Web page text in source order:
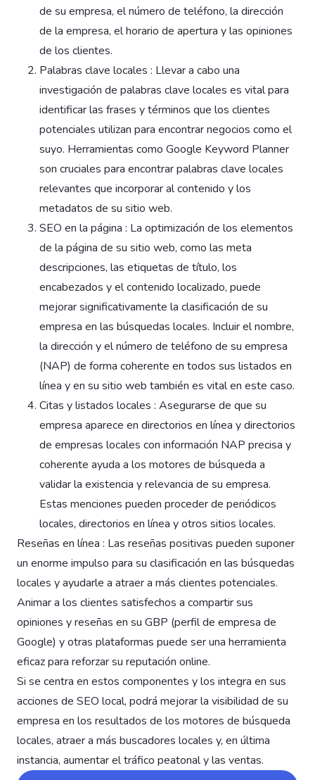
de su empresa, el número de teléfono, la dirección
de la empresa, el horario de apertura y las opiniones
de los clientes.
Palabras clave locales : Llevar a cabo una
investigación de palabras clave locales es vital para
identificar las frases y términos que los clientes
potenciales utilizan para encontrar negocios como el
suyo. Herramientas como Google Keyword Planner
son cruciales para encontrar palabras clave locales
relevantes que incorporar al contenido y los
metadatos de su sitio web.
SEO en la página : La optimización de los elementos
de la página de su sitio web, como las meta
descripciones, las etiquetas de título, los
encabezados y el contenido localizado, puede
mejorar significativamente la clasificación de su
empresa en las búsquedas locales. Incluir el nombre,
la dirección y el número de teléfono de su empresa
(NAP) de forma coherente en todos sus listados en
línea y en su sitio web también es vital en este caso.
Citas y listados locales : Asegurarse de que su
empresa aparece en directorios en línea y directorios
de empresas locales con información NAP precisa y
coherente ayuda a los motores de búsqueda a
validar la existencia y relevancia de su empresa.
Estas menciones pueden proceder de periódicos
locales, directorios en línea y otros sitios locales.
Reseñas en línea : Las reseñas positivas pueden suponer
un enorme impulso para su clasificación en las búsquedas
locales y ayudarle a atraer a más clientes potenciales.
Animar a los clientes satisfechos a compartir sus
opiniones y reseñas en su GBP (perfil de empresa de
Google) y otras plataformas puede ser una herramienta
eficaz para reforzar su reputación online.
Si se centra en estos componentes y los integra en sus
acciones de SEO local, podrá mejorar la visibilidad de su
empresa en los resultados de los motores de búsqueda
locales, atraer a más buscadores locales y, en última
instancia, aumentar el tráfico peatonal y las ventas.